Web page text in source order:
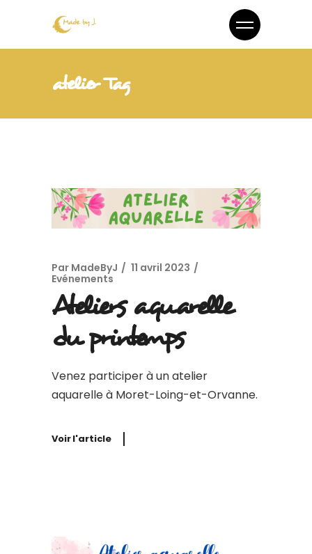
atelier Tag
Par MadeByJ
11 avril 2023
Evénements
Ateliers aquarelle
du printemps
Venez participer à un atelier
aquarelle à Moret-Loing-et-Orvanne.
Voir l'article